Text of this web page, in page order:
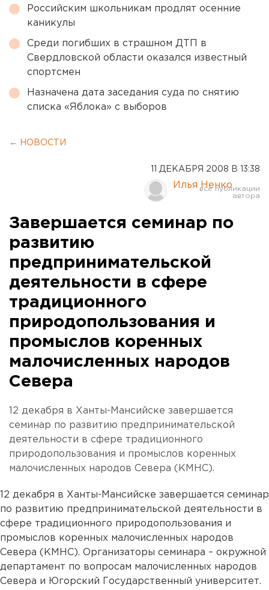
Российским школьникам продлят осенние
каникулы
Среди погибших в страшном ДТП в
Свердловской области оказался известный
спортсмен
Назначена дата заседания суда по снятию
списка «Яблока» с выборов
← НОВОСТИ
11 ДЕКАБРЯ 2008 В 13:38
Илья Ненко
Завершается семинар по
развитию
предпринимательской
деятельности в сфере
традиционного
природопользования и
промыслов коренных
малочисленных народов
Севера
12 декабря в Ханты-Мансийске завершается
семинар по развитию предпринимательской
деятельности в сфере традиционного
природопользования и промыслов коренных
малочисленных народов Севера (КМНС).
12 декабря в Ханты-Мансийске завершается семинар
по развитию предпринимательской деятельности в
сфере традиционного природопользования и
промыслов коренных малочисленных народов
Севера (КМНС). Организаторы семинара – окружной
департамент по вопросам малочисленных народов
Севера и Югорский Государственный университет.